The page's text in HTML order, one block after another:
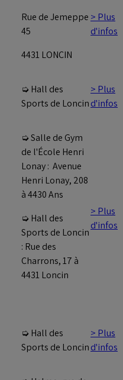
Rue de Jemeppe
45
4431 LONCIN
> Plus
d'infos
➭ Hall des
Sports de Loncin
> Plus
d'infos
➭ Salle de Gym
de l'École Henri
Lonay : Avenue
Henri Lonay, 208
à 4430 Ans
➭ Hall des
Sports de Loncin
: Rue des
Charrons, 17 à
4431 Loncin
> Plus
d'infos
➭ Hall des
Sports de Loncin
> Plus
d'infos